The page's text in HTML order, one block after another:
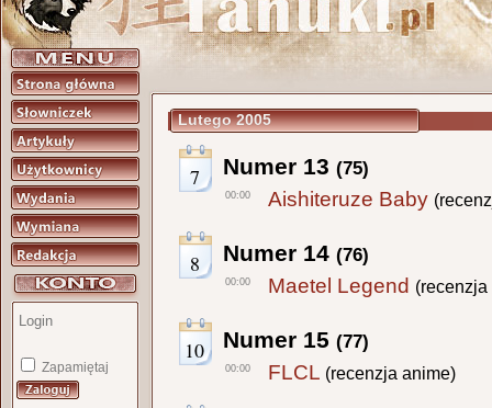
Zapamiętaj
Lutego 2005
7 Numer 13 (75)
00:00 Aishiteruze Baby
8 Numer 14 (76)
00:00 Maetel Legend (recenzja
10 Numer 15 (77)
00:00 FLCL (recenzja anime)